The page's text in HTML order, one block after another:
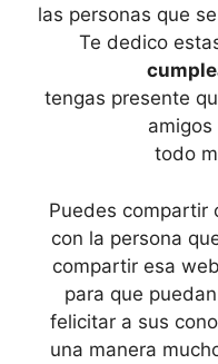
las personas que
Te dedico
tengas presente
todo
Puedes compartir
con la persona
compartir esa
para que
felicitar a sus
una manera